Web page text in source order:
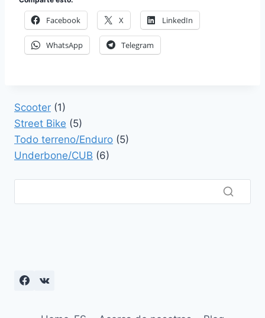
Facebook X LinkedIn
WhatsApp Telegram
Scooter (1)
Street Bike (5)
Todo terreno/Enduro (5)
Underbone/CUB (6)